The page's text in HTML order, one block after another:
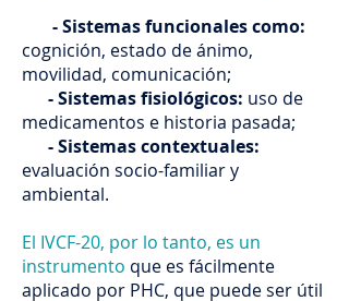
- Sistemas funcionales como:
cognición, estado de ánimo,
movilidad, comunicación;
- Sistemas fisiológicos: uso de
medicamentos e historia pasada;
- Sistemas contextuales:
evaluación socio-familiar y
ambiental.
El IVCF-20, por lo tanto, es un
instrumento que es fácilmente
aplicado por PHC, que puede ser útil